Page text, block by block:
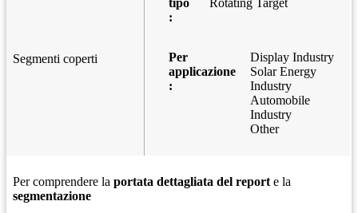
Segmenti coperti
tipo
:
Rotating Target
Per
applicazione
:
Display Industry
Solar Energy
Industry
Automobile
Industry
Other
Per comprendere la portata dettagliata del report e la
segmentazione